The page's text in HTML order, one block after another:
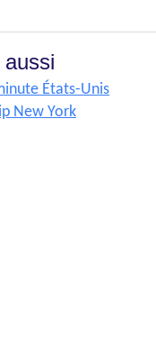
aussi
États-Unis
New York